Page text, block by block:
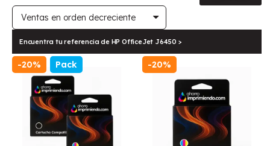
Encuentra tu referencia de HP OfficeJet J6450 >
-20% Pack -20%